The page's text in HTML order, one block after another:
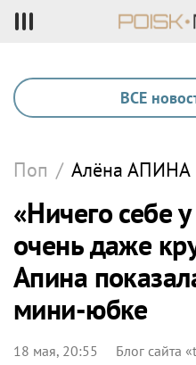
ВСЕ
Поп / Алёна АПИНА
«Ничего себе
очень даже
Апина
мини-юбке
18 мая, 20:55 Блог сайта